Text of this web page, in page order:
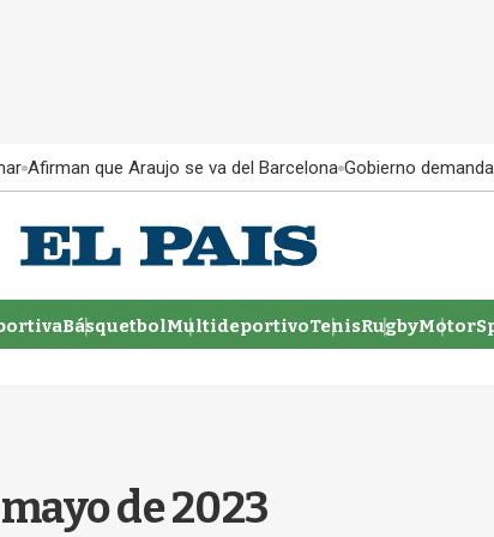
Afirman que Araujo se va del Barcelona Gobierno
BásquetbolMultideportivoTenisRugby
de 2023